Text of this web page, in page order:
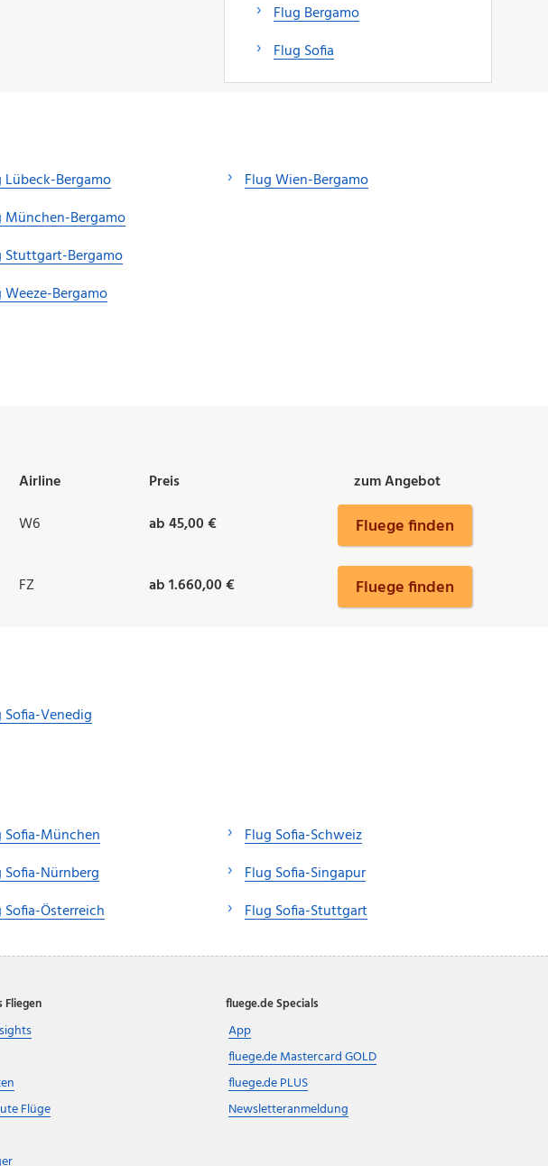
Flug Bergamo
Flug Sofia
Lübeck-Bergamo
München-Bergamo
Stuttgart-Bergamo
Weeze-Bergamo
Flug Wien-Bergamo
Airline Preis
zum Angebot
W6 ab 45,00 € Fluege finden
FZ ab 1.660,00 € Fluege finden
Sofia-Venedig
Sofia-München
Sofia-Nürnberg
Sofia-Österreich
Flug Sofia-Schweiz
Flug Sofia-Singapur
Flug Sofia-Stuttgart